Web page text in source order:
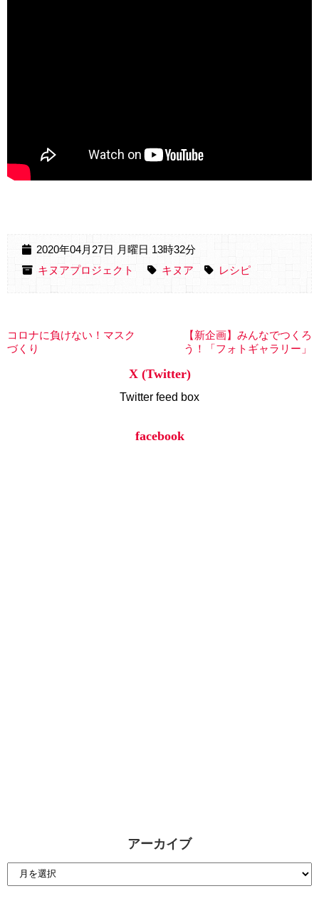
2020年04月27日 月曜日 13時32分
キヌアプロジェクト
キヌア レシピ
コロナに負けない！マスク
づくり
【新企画】みんなでつくろ
う！「フォトギャラリー」
X (Twitter)
Twitter feed box
facebook
アーカイブ